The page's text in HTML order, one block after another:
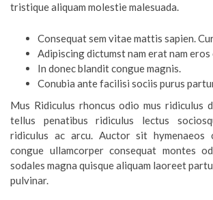
tristique aliquam molestie malesuada.
Consequat sem vitae mattis sapien.
Adipiscing dictumst nam erat nam
In donec blandit congue magnis.
Conubia ante facilisi sociis purus
Mus Ridiculus rhoncus odio mus ridiculus
tellus penatibus ridiculus lectus
ridiculus ac arcu. Auctor sit hymenaeos
congue ullamcorper consequat montes
sodales magna quisque aliquam laoreet
pulvinar.